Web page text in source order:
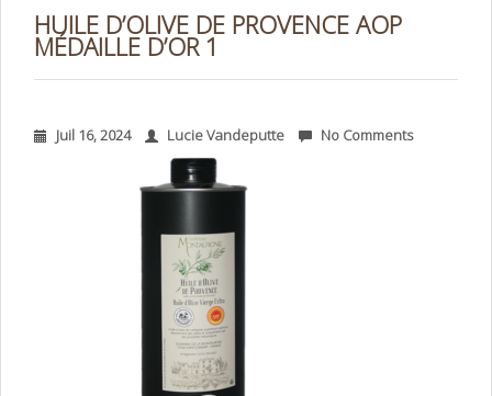
HUILE D’OLIVE DE PROVENCE AOP
MÉDAILLE D’OR 1
Juil 16, 2024 Lucie Vandeputte No Comments